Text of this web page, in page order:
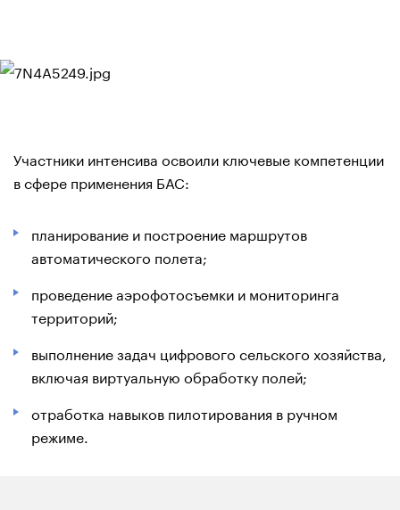
Участники интенсива освоили ключевые компетенции
в сфере применения БАС:
планирование и построение маршрутов
автоматического полета;
проведение аэрофотосъемки и мониторинга
территорий;
выполнение задач цифрового сельского хозяйства,
включая виртуальную обработку полей;
отработка навыков пилотирования в ручном
режиме.